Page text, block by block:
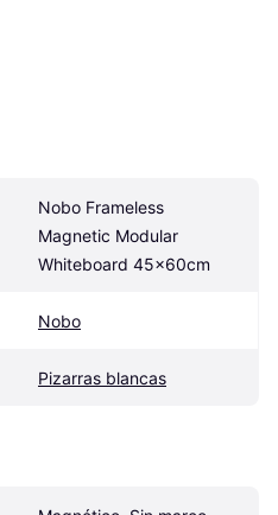
Nobo Frameless
Magnetic Modular
Whiteboard 45x60cm
Nobo
Pizarras blancas